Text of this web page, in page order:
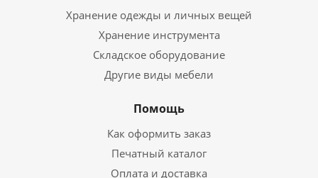
Хранение одежды и личных вещей
Хранение инструмента
Складское оборудование
Другие виды мебели
Помощь
Как оформить заказ
Печатный каталог
Оплата и доставка